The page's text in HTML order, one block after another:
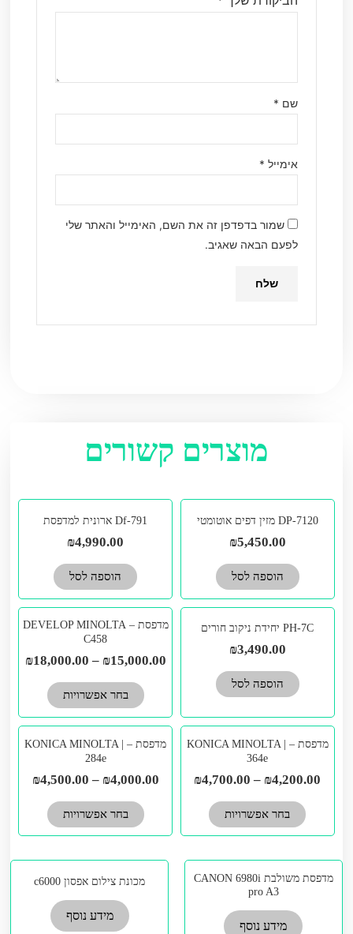
שם *
אימייל *
שמור בדפדפן זה את השם, האימייל והאתר שלי
לפעם הבאה שאגיב.
מוצרים קשורים
DP-7120 מזין דפים אוטומטי
₪5,450.00
הוספה לסל
Df-791 ארונית למדפסת
₪4,990.00
הוספה לסל
PH-7C יחידת ניקוב חורים
₪3,490.00
הוספה לסל
מדפסת – DEVELOP MINOLTA
C458
₪15,000.00
–
₪18,000.00
בחר אפשרויות
יש
סוגים.
ניתן
המוצר
מדפסת – KONICA MINOLTA |
364e
₪4,200.00
–
₪4,700.00
בחר אפשרויות
יש
סוגים.
ניתן
את
מדפסת – KONICA MINOLTA |
284e
₪4,000.00
–
₪4,500.00
בחר אפשרויות
יש
סוגים.
ניתן
מדפסת משולבת CANON 6980i
pro A3
מידע נוסף
מכונת צילום אפסון c6000
מידע נוסף